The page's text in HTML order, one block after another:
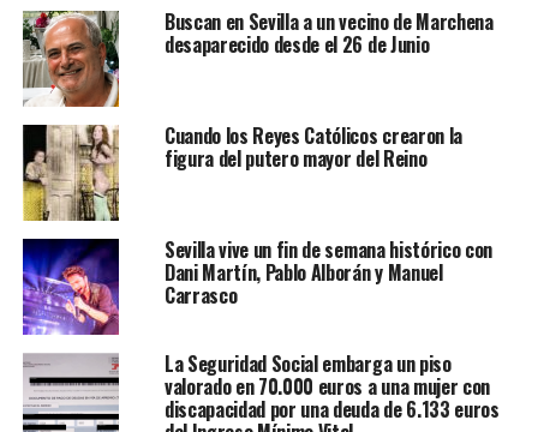
Buscan en Sevilla a un vecino de Marchena
desaparecido desde el 26 de Junio
Cuando los Reyes Católicos crearon la
figura del putero mayor del Reino
Sevilla vive un fin de semana histórico con
Dani Martín, Pablo Alborán y Manuel
Carrasco
La Seguridad Social embarga un piso
valorado en 70.000 euros a una mujer con
discapacidad por una deuda de 6.133 euros